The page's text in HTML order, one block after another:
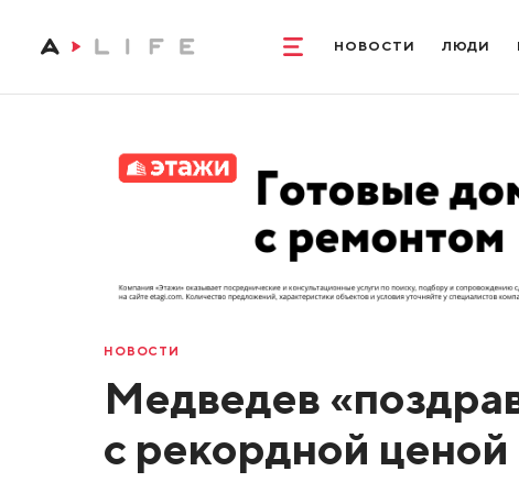
НОВОСТИ ЛЮДИ
НОВОСТИ
Медведев
с рекордной ценой